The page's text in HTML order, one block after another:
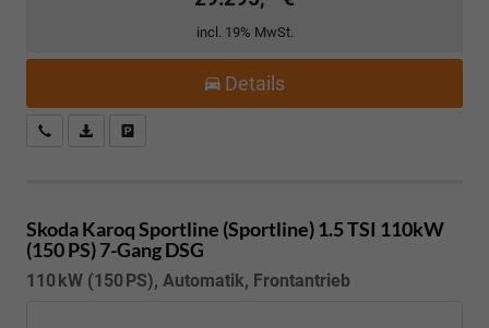
incl. 19% MwSt.
Details
Kostenloser Rückruf-Service
PDF-Datei, Fahrzeugexposé drucken
Skoda KaroqSportline (Sportline) 1.5 TSI 110kW
(150 PS) 7-Gang DSG
110 kW (150 PS), Automatik, Frontantrieb